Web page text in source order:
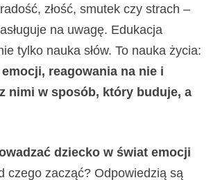
złość, smutek czy strach –
na uwagę. Edukacja
tylko nauka słów. To nauka życia:
reagowania na nie i
nimi w sposób, który buduje, a
dziecko w świat emocji
czego zacząć? Odpowiedzią są